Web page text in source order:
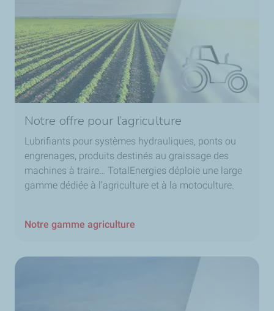
Notre offre pour l’agriculture
Lubrifiants pour systèmes hydrauliques, ponts ou
engrenages, produits destinés au graissage des
machines à traire… TotalEnergies déploie une large
gamme dédiée à l’agriculture et à la motoculture.
Notre gamme agriculture